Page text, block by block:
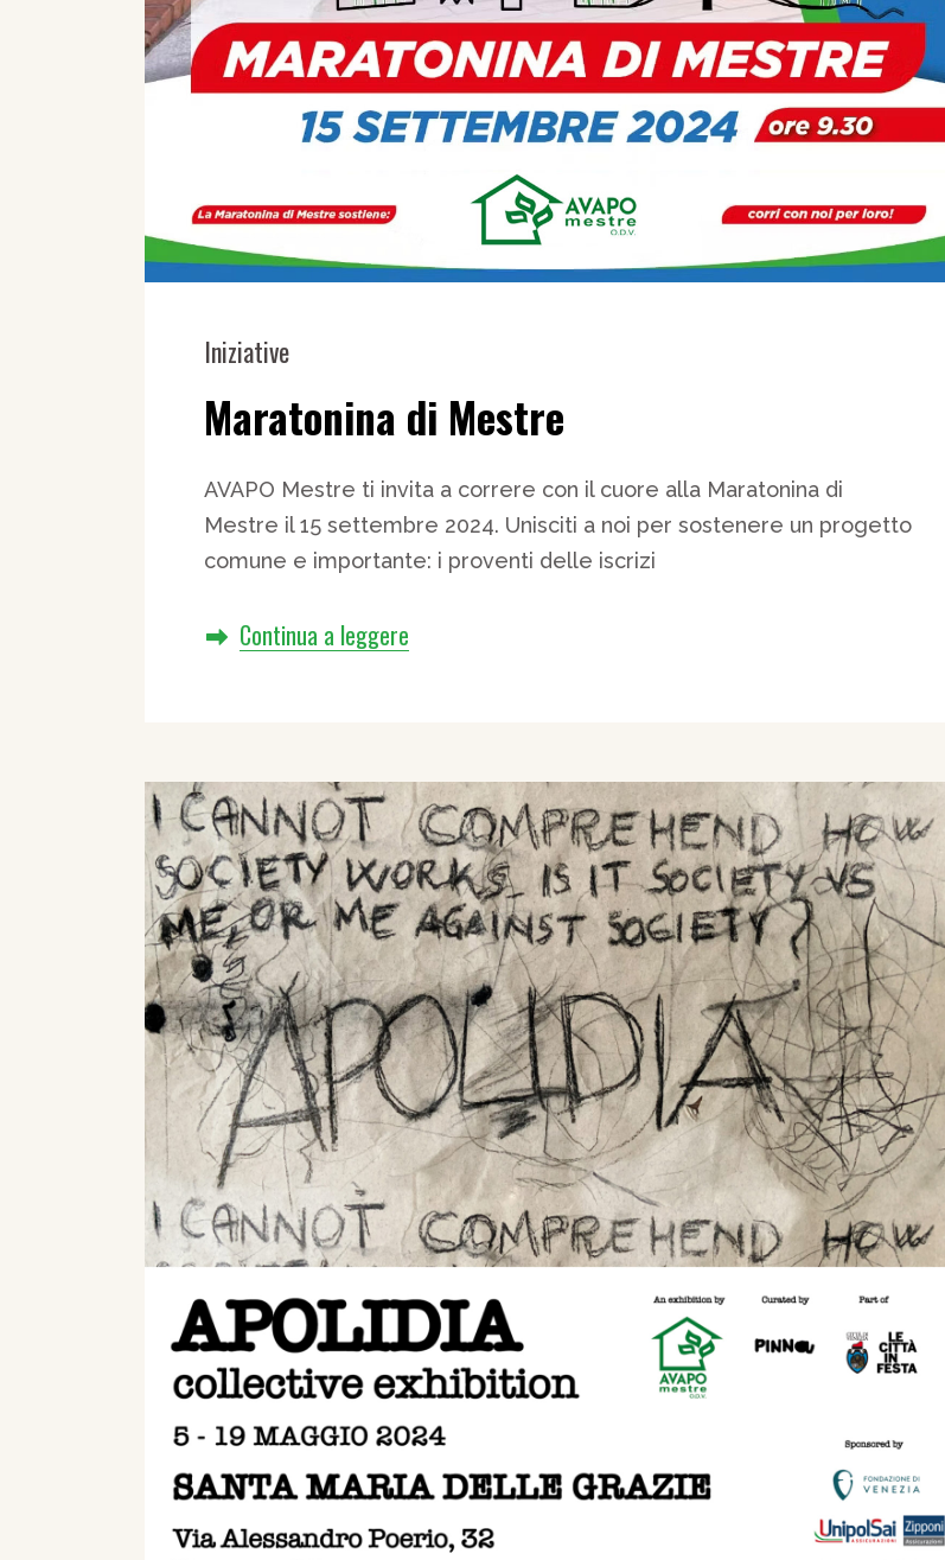
Iniziative
Maratonina di Mestre
AVAPO Mestre ti invita a correre con il cuore alla Maratonina di
Mestre il 15 settembre 2024. Unisciti a noi per sostenere un progetto
comune e importante: i proventi delle iscrizi
Continua a leggere